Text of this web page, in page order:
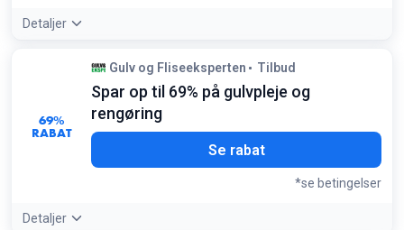
Detaljer
69%
RABAT
Gulv og Fliseeksperten Tilbud
Spar op til 69% på gulvpleje og
rengøring
Se rabat
*se betingelser
Detaljer